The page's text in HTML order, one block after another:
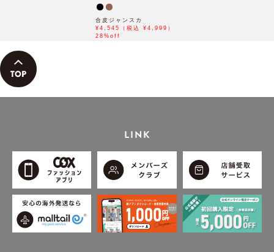
合皮ジャンスカ
¥4,545（税込 ¥4,999）
28%off
LINK